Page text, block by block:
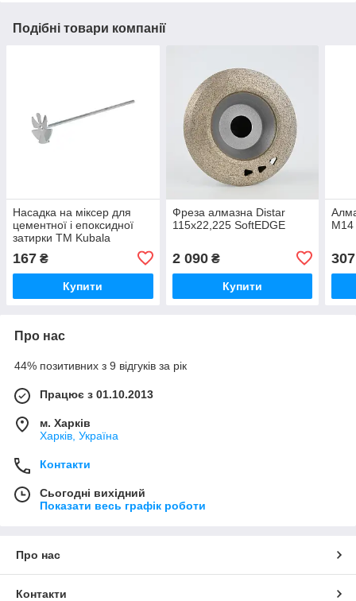
Подібні товари компанії
Насадка на міксер для
цементної і епоксидної
затирки TM Kubala
167 ₴
Купити
Фреза алмазна Distar
115x22,225 SoftEDGE
2 090₴
Купити
М14
307
Про нас
44% позитивних з 9 відгуків за рік
Працює з 01.10.2013
м. Харків
Харків, Україна
Контакти
Сьогодні вихідний
Показати весь графік роботи
Про нас
Контакти